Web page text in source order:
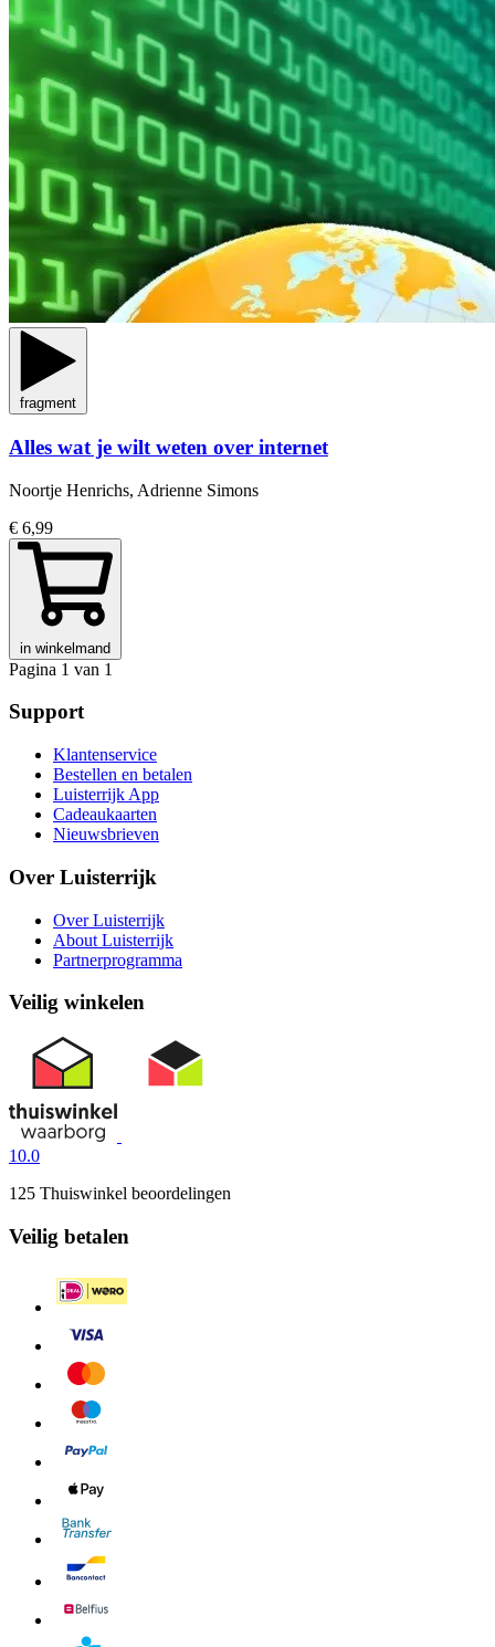
fragment
Alles wat je wilt weten over internet
Noortje Henrichs, Adrienne Simons
€ 6,99
in winkelmand
Pagina 1 van 1
Support
Klantenservice
Bestellen en betalen
Luisterrijk App
Cadeaukaarten
Nieuwsbrieven
Over Luisterrijk
Over Luisterrijk
About Luisterrijk
Partnerprogramma
Veilig winkelen
10.0
125 Thuiswinkel beoordelingen
Veilig betalen